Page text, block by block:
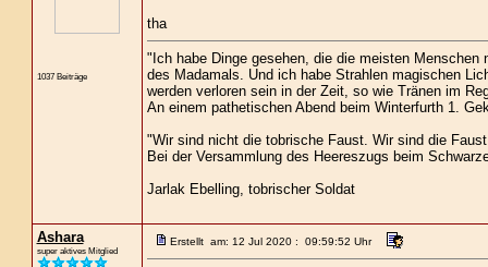
1037 Beiträge
tha
"Ich habe Dinge gesehen, die die meisten
des Madamals. Und ich habe Strahlen magischen
werden verloren sein in der Zeit, so wie Tränen im
An einem pathetischen Abend beim Winterfurth 1.
"Wir sind nicht die tobrische Faust. Wir sind die
Bei der Versammlung des Heereszugs beim
Jarlak Ebelling, tobrischer Soldat
Ashara
super aktives Mitglied
Erstellt am: 12 Jul 2020 : 09:59:52 Uhr